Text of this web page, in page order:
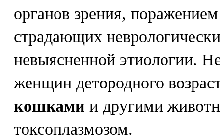
органов зрения,
страдающих
невыясненной этиологии.
женщин детородного
кошками и другими
токсоплазмозом.